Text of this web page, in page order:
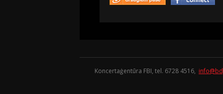
Koncertaģentūra FBI, tel. 6728 4516,